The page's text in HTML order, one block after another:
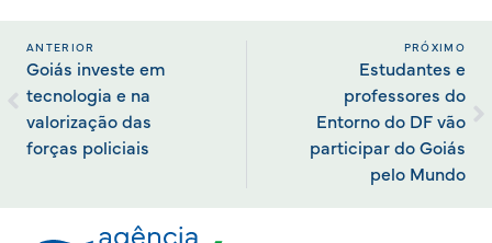
ANTERIOR
Goiás investe em
tecnologia e na
valorização das
forças policiais
PRÓXIMO
Estudantes e
professores do
Entorno do DF vão
participar do Goiás
pelo Mundo